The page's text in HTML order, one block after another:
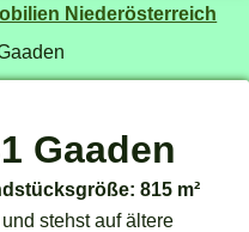
Niederösterreich
Gaaden
815 m²
stehst auf ältere